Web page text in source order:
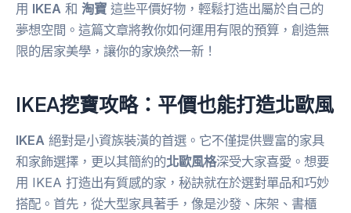
用 IKEA 和 淘寶 這些平價好物，輕鬆打造出屬於自己的
夢想空間。這篇文章將教你如何運用有限的預算，創造無
限的居家美學，讓你的家煥然一新！
IKEA挖寶攻略：平價也能打造北歐風
IKEA 絕對是小資族裝潢的首選。它不僅提供豐富的家具
和家飾選擇，更以其簡約的北歐風格深受大家喜愛。想要
用 IKEA 打造出有質感的家，秘訣就在於選對單品和巧妙
搭配。首先，從大型家具著手，像是沙發、床架、書櫃